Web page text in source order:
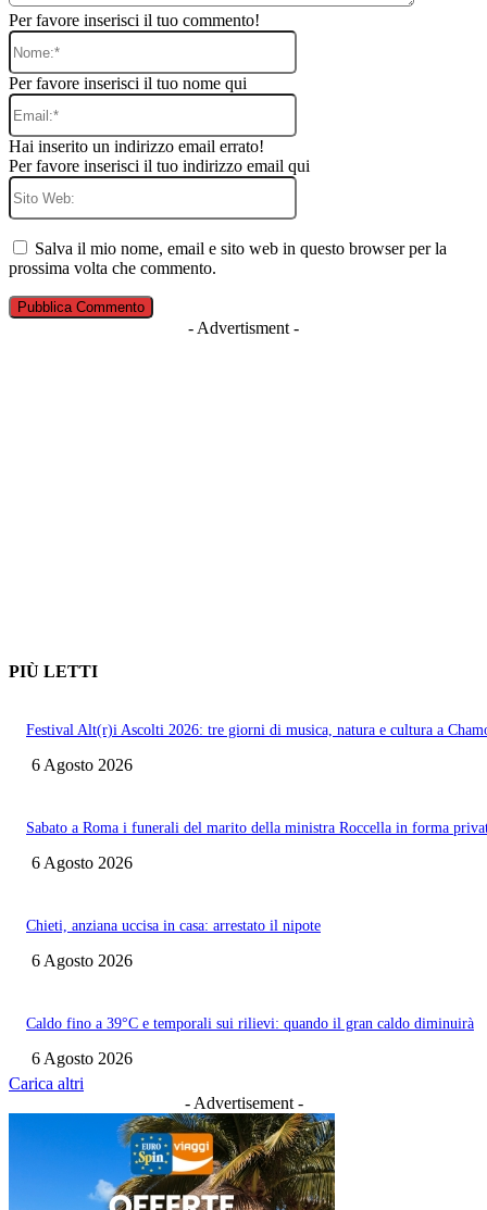
Per favore inserisci il tuo commento!
Nome:*
Per favore inserisci il tuo nome qui
Email:*
Hai inserito un indirizzo email errato!
Per favore inserisci il tuo indirizzo email qui
Sito
Salva il mio nome, email e sito web in questo browser per la
prossima volta che commento.
- Advertisment -
PIÙ LETTI
Festival Alt(r)i Ascolti 2026: tre giorni di musica, natura e cultura a
6 Agosto 2026
Sabato a Roma i funerali del marito della ministra Roccella in forma
6 Agosto 2026
Chieti, anziana uccisa in casa: arrestato il nipote
6 Agosto 2026
Caldo fino a 39°C e temporali sui rilievi: quando il gran caldo diminuirà
6 Agosto 2026
Carica altri
- Advertisement -